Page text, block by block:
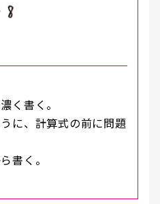
く書く。
に、計算式の前に問題
書く。